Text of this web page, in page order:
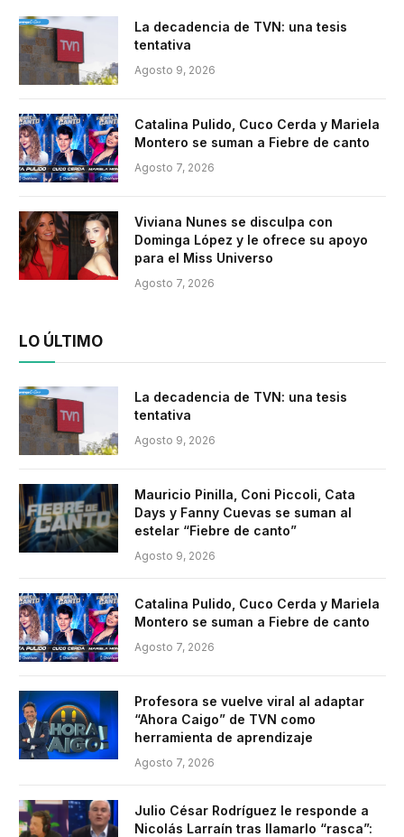
La decadencia de TVN: una tesis
tentativa
Agosto 9, 2026
Catalina Pulido, Cuco Cerda y Mariela
Montero se suman a Fiebre de canto
Agosto 7, 2026
Viviana Nunes se disculpa con
Dominga López y le ofrece su apoyo
para el Miss Universo
Agosto 7, 2026
LO ÚLTIMO
La decadencia de TVN: una tesis
tentativa
Agosto 9, 2026
Mauricio Pinilla, Coni Piccoli, Cata
Days y Fanny Cuevas se suman al
estelar “Fiebre de canto”
Agosto 9, 2026
Catalina Pulido, Cuco Cerda y Mariela
Montero se suman a Fiebre de canto
Agosto 7, 2026
Profesora se vuelve viral al adaptar
“Ahora Caigo” de TVN como
herramienta de aprendizaje
Agosto 7, 2026
Julio César Rodríguez le responde a
Nicolás Larraín tras llamarlo “rasca”: